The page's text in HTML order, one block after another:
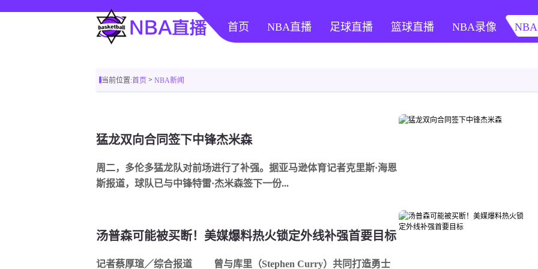
首页 NBA直播 足球直播 篮球直播 NBA录像
当前位置:首页 > NBA新闻
猛龙双向合同签下中锋杰米森
周二，多伦多猛龙队对前场进行了补强。据亚马逊体育记者克里斯·海恩
斯报道，球队已与中锋特雷·杰米森签下一份...
汤普森可能被买断！美媒爆料热火锁定外线补强首要目标
记者蔡厚瑄／综合报道 曾与库里（Stephen Curry）共同打造勇士